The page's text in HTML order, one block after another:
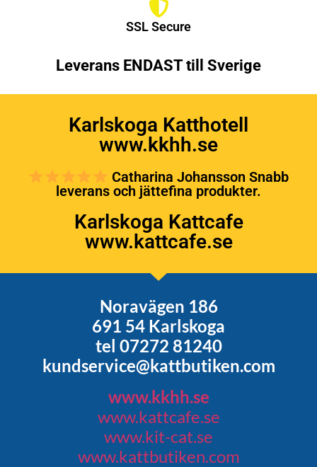
SSL Secure
Leverans ENDAST till Sverige
Karlskoga Katthotell
www.kkhh.se
Catharina Johansson Snabb
leverans och jättefina produkter.
Karlskoga Kattcafe
www.kattcafe.se
Noravägen 186
691 54 Karlskoga
tel 07272 81240
kundservice@kattbutiken.com
www.kkhh.se
www.kattcafe.se
www.kit-cat.se
www.kattbutiken.com